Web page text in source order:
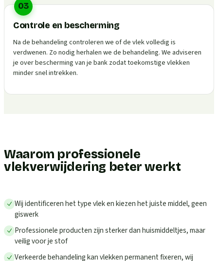
03
Controle en bescherming
Na de behandeling controleren we of de vlek volledig is
verdwenen. Zo nodig herhalen we de behandeling. We adviseren
je over bescherming van je bank zodat toekomstige vlekken
minder snel intrekken.
Waarom professionele
vlekverwijdering beter werkt
Wij identificeren het type vlek en kiezen het juiste middel, geen
giswerk
Professionele producten zijn sterker dan huismiddeltjes, maar
veilig voor je stof
Verkeerde behandeling kan vlekken permanent fixeren, wij